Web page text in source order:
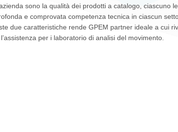
sono la qualità dei prodotti a catalogo, ciascuno
e comprovata competenza tecnica in ciascun
due caratteristiche rende GPEM partner ideale a cui
l’assistenza per i laboratorio di analisi del movimento.